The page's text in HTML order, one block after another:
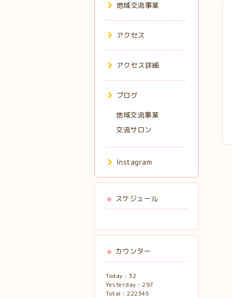
地域交流事業
アクセス
アクセス詳細
ブログ
地域交流事業
交流サロン
Instagram
スケジュール
カウンター
Today : 32
Yesterday : 297
Total : 222345